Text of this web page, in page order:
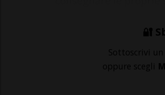
🔐
Sottoscrivi
oppure scegli